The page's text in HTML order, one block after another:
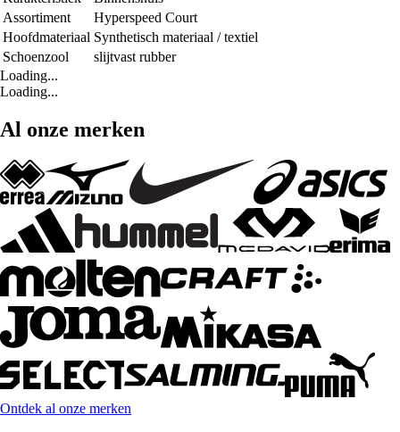
Assortiment
Hyperspeed Court
Hoofdmateriaal Synthetisch materiaal / textiel
Schoenzool
slijtvast rubber
Loading...
Loading...
Al onze merken
Ontdek al onze merken